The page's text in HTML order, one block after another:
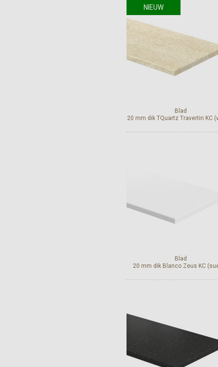
Bekijk en bestel
NIEUW
Blad
20 mm dik TQuartz Travertin KC
Blad
20 mm dik Blanco Zeus KC